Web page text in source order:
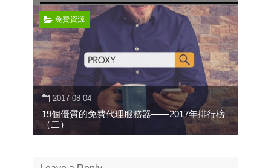
免費資源
2017-08-04
19個優質的免費代理服務器——2017年排行榜
（二）